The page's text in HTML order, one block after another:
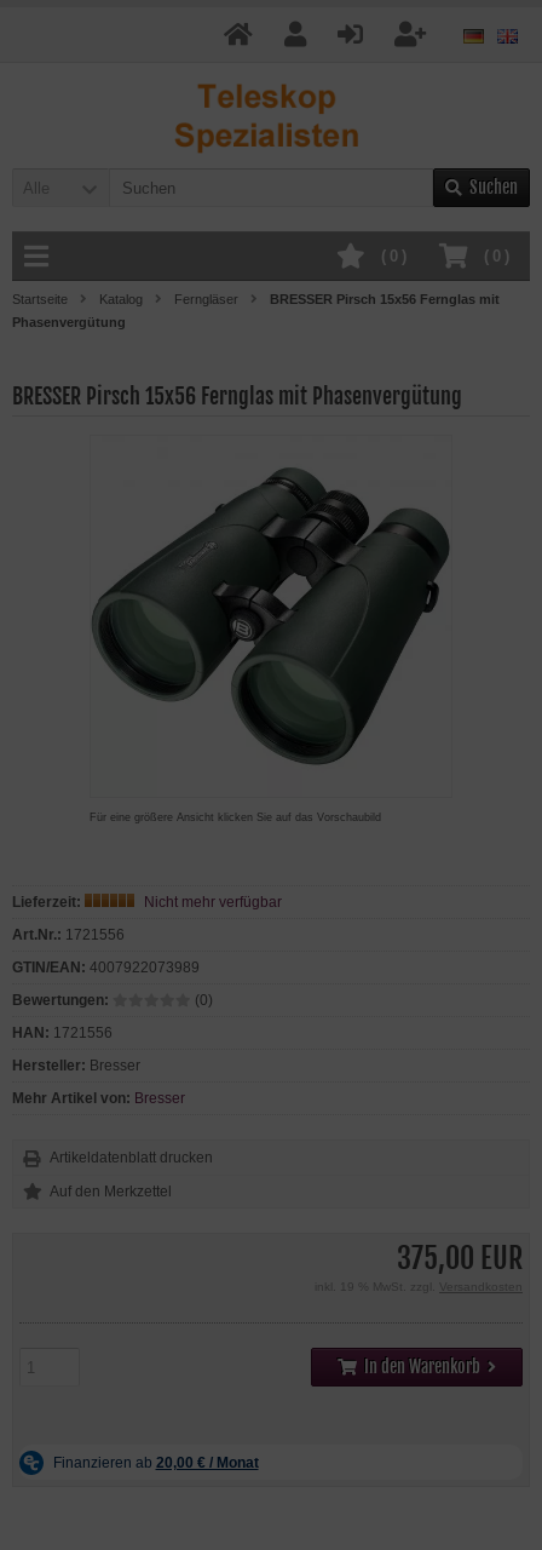
Alle Suchen
( 0 )
( 0 )
Startseite Katalog Ferngläser
BRESSER Pirsch 15x56 Fernglas mit
Phasenvergütung
BRESSER Pirsch 15x56 Fernglas mit Phasenvergütung
Für eine größere Ansicht klicken Sie auf das Vorschaubild
375,00 EUR
inkl. 19 % MwSt. zzgl. Versandkosten
In den Warenkorb
Lieferzeit:
Nicht mehr verfügbar
Art.Nr.: 1721556
GTIN/EAN: 4007922073989
Bewertungen:
(0)
HAN: 1721556
Hersteller: Bresser
Mehr Artikel von: Bresser
Artikeldatenblatt drucken